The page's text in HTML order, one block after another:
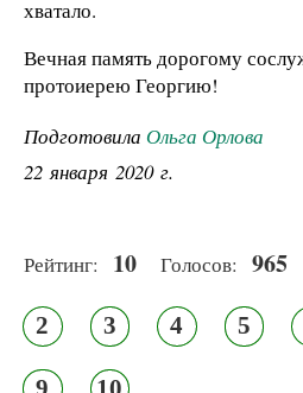
хватало.
Вечная память дорогому
протоиерею Георгию!
Подготовила Ольга Орлова
22 января 2020 г.
Рейтинг: 10 Голосов: 965
2 3 4 5